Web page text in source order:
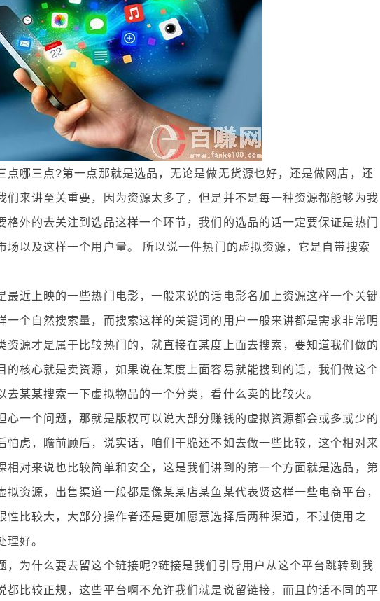
哪三点?第一点那就是选品，无论是做无货源也好，还是做网店，还
们来讲至关重要，因为资源太多了，但是并不是每一种资源都能够为我
外的去关注到选品这样一个环节，我们的选品的话一定要保证是热门
场以及这样一个用户量。 所以说一件热门的虚拟资源，它是自带搜索
近上映的一些热门电影，一般来说的话电影名加上资源这样一个关键
一个自然搜索量，而搜索这样的关键词的用户一般来讲都是需求非常明
资源才是属于比较热门的，就直接在某度上面去搜索，要知道我们做的
的核心就是卖资源，如果说在某度上面容易就能搜到的话，我们做这个
某某搜索一下虚拟物品的一个分类，看什么卖的比较火。
一个问题，那就是版权可以说大部分赚钱的虚拟资源都会或多或少的
怕虎，瞻前顾后，说实话，咱们干脆还不如去做一些比较，这个相对来
相对来说也比较简单和安全，这是我们讲到的第一个方面就是选品，第
资源，出售渠道一般都是像某某店某鱼某代表贤这样一些电商平台，
性比较大，大部分操作者还是更加愿意选择后两种渠道，不过使用之
好。
为什么要去留这个链接呢?链接是我们引导用户从这个平台跳转到我
都比较正规，这些平台啊不允许我们就是说留链接，而且的话不同的平